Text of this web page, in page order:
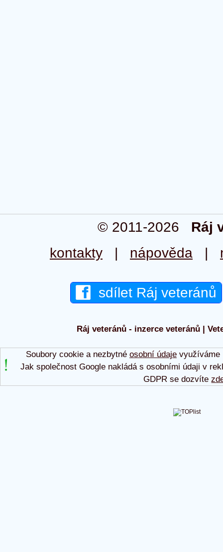
© 2011-2026 Ráj
kontakty | nápověda |
sdílet Ráj veteránů
Ráj veteránů - inzerce veteránů |
Soubory cookie a nezbytné osobní údajevyužíváme
Jak společnost Google nakládá s osobními údaji v
GDPR se dozvíte